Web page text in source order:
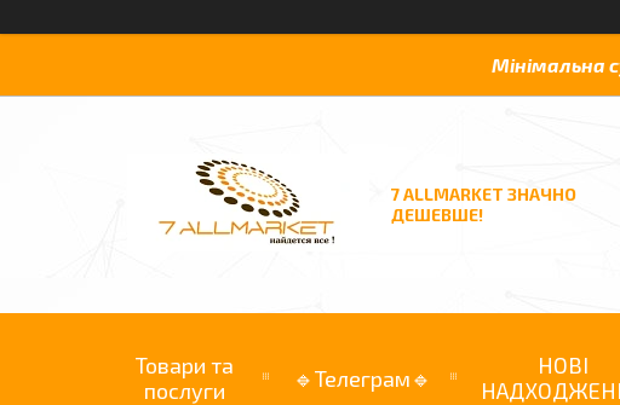
Мінімальна
7 ALLMARKET ЗНАЧНО
ДЕШЕВШЕ!
Товари та
послуги
🔹Телеграм🔹
НОВІ